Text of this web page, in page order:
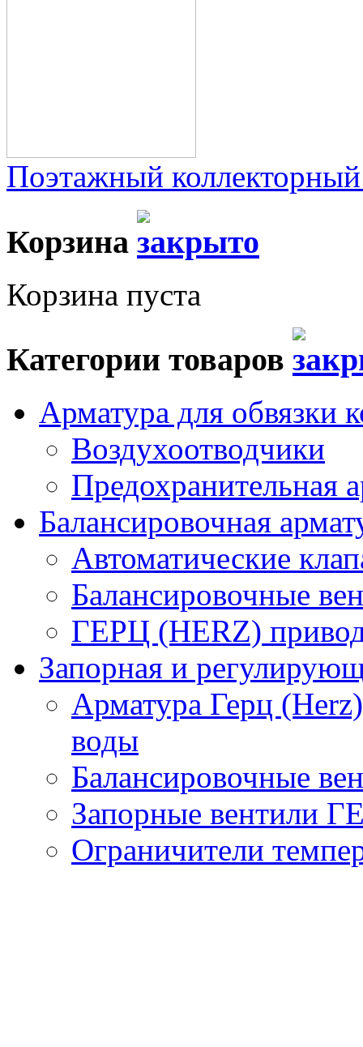
Поэтажный
Корзина
Корзина пуста
Категории товаров
Арматура для обвязки
Воздухоотводчики
Предохранительная
Балансировочная
Автоматические
Балансировочные
ГЕРЦ (HERZ)
Запорная и
Арматура Герц
воды
Балансировочные
Запорные вентили
Ограничители